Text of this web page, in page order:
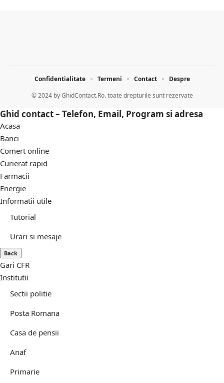
© 2024 byGhidContact.Ro. toate drepturile sunt rezervate
Confidentialitate Termeni Contact Despre
Ghid contact – Telefon, Email, Program si adresa
Acasa
Banci
Comert online
Curierat rapid
Farmacii
Energie
Informatii utile
Tutorial
Urari si mesaje
Back
Gari CFR
Institutii
Sectii politie
Posta Romana
Casa de pensii
Anaf
Primarie